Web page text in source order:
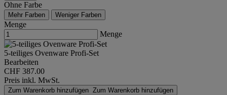
Ohne Farbe
Mehr Farben Weniger Farben
Menge
Menge
5-teiliges Ovenware Profi-Set
Bearbeiten
CHF 387.00
Preis inkl. MwSt.
Zum Warenkorb hinzufügen Zum Warenkorb hinzufügen